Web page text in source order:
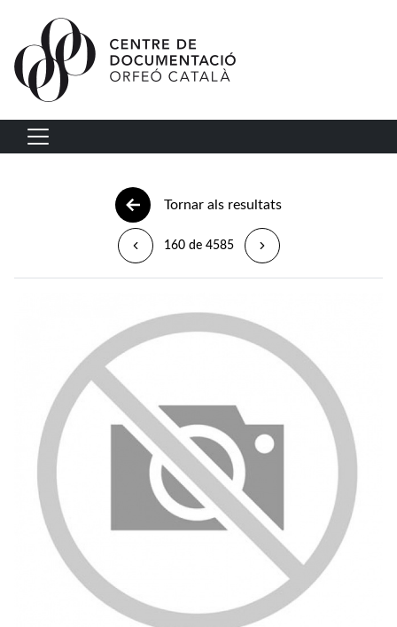
Vés al contingut
Navegació principal
Tornar als resultats
160 de 4585